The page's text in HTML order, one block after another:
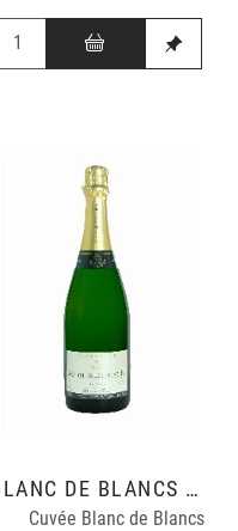
BLANC DE BLANCS GRAND CRU
Cuvée Blanc de Blancs